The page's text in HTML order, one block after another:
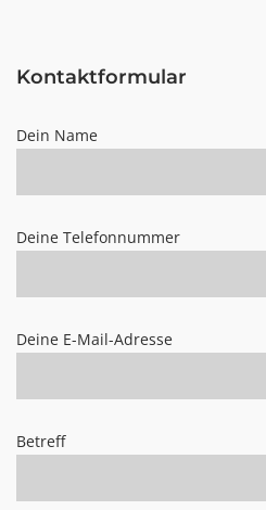
Kontaktformular
Dein Name
Deine Telefonnummer
Deine E-Mail-Adresse
Betreff